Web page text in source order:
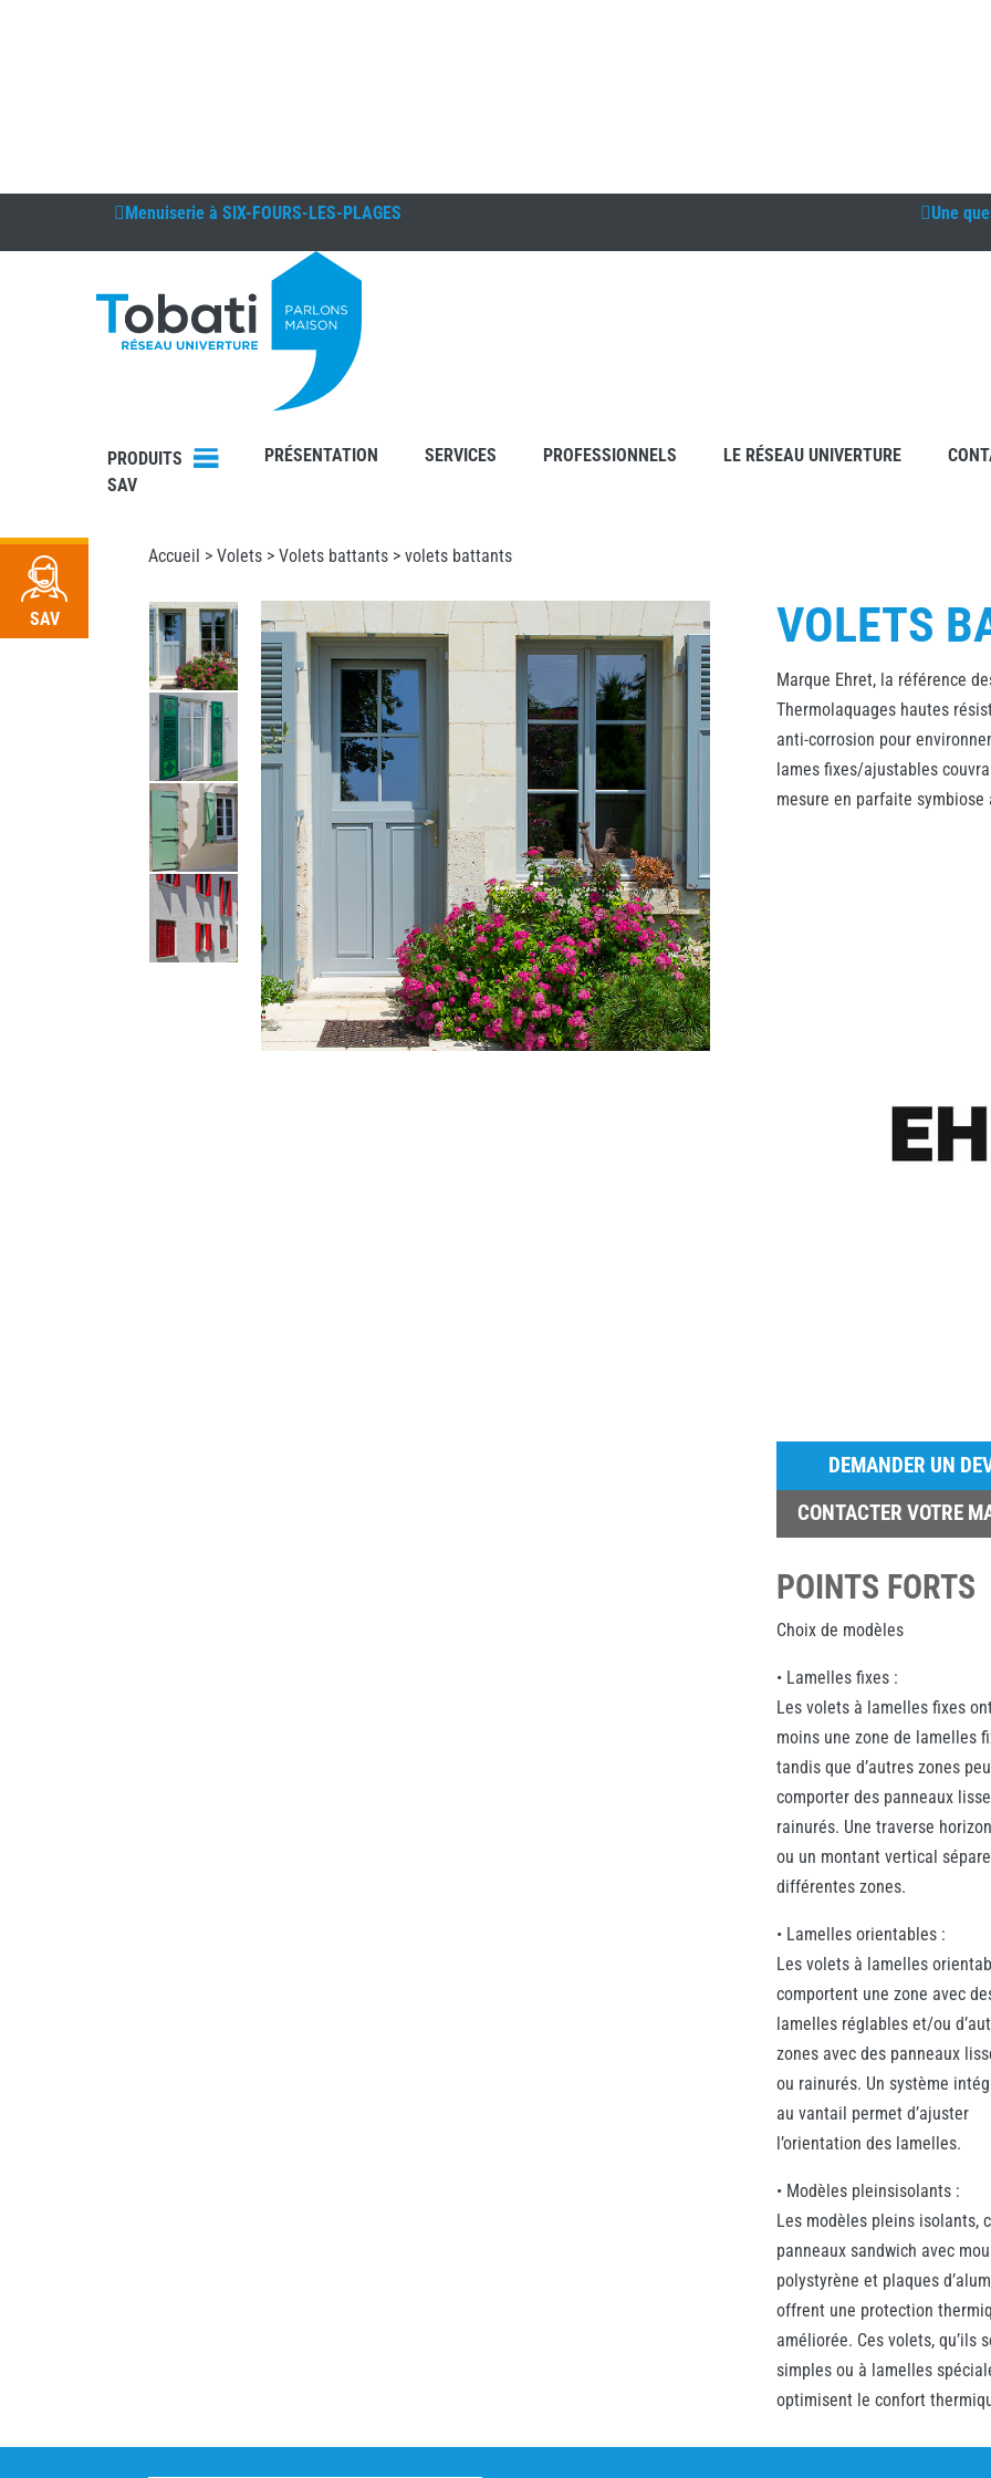
Menuiserie à SIX-FOURS-LES-PLAGES Une
PRODUITS PRÉSENTATION SERVICES PROFESSIONNELS LE RÉSEAU UNIVERTURE
SAV
Accueil >Volets >Volets battants > volets battants
VOLETS
Marque Ehret, la référence
Thermolaquages hautes
anti-corrosion pour
lames fixes/ajustables
mesure en parfaite
DEMANDER UN
CONTACTER VOTRE
POINTS FORTS
Choix de modèles
• Lamelles fixes :
Les volets à lamelles fixes
moins une zone de lamelles
tandis que d’autres zones
comporter des panneaux
rainurés. Une traverse
ou un montant vertical
différentes zones.
• Lamelles orientables :
Les volets à lamelles
comportent une zone avec
lamelles réglables et/ou
zones avec des panneaux
ou rainurés. Un système
au vantail permet d’ajuster
l’orientation des lamelles.
• Modèles pleinsisolants :
Les modèles pleins isolants,
panneaux sandwich avec
polystyrène et plaques
offrent une protection
améliorée. Ces volets, qu’ils
simples ou à lamelles
optimisent le confort
SAV